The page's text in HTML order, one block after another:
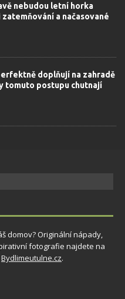
nebudou letní horka
a načasované
doplňují na zahradě
tomuto postupu chutnají
domov? Originální nápady,
fotografie najdete na
Bydlimeutulne.cz.